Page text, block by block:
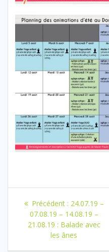
Navigation
de
l’article
Précédent : Article
précédent
:
24.07.19 –
07.08.19 – 14.08.19 –
21.08.19 : Balade avec
les ânes